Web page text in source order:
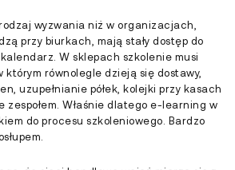
wyzwania niż w organizacjach,
przy biurkach, mają stały dostęp do
W sklepach szkolenie musi
którym równolegle dzieją się dostawy,
uzupełnianie półek, kolejki przy kasach
Właśnie dlatego e-learning w
do procesu szkoleniowego. Bardzo